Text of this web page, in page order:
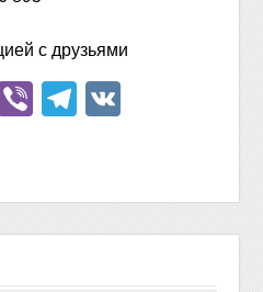
с друзьями
WhatsApp
ViberTelegram